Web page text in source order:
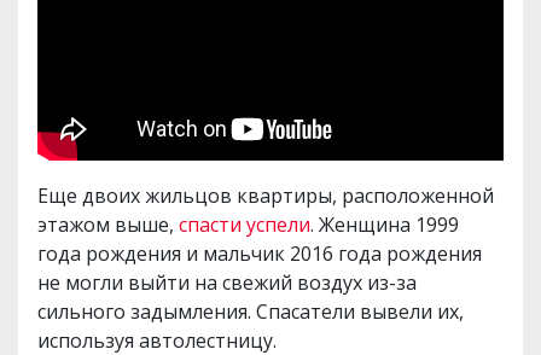
Еще двоих жильцов квартиры, расположенной
этажом выше, спасти успели. Женщина 1999
года рождения и мальчик 2016 года рождения
не могли выйти на свежий воздух из-за
сильного задымления. Спасатели вывели их,
используя автолестницу.